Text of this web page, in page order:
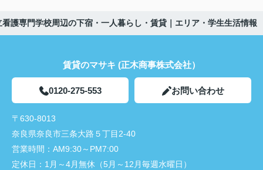
看護専門学校周辺の下宿・一人暮らし・賃貸｜エリア・学生生活情報
賃貸のマサキ (正木商事株式会社）
0120-275-553 お問い合わせ
〒630-8013
奈良県奈良市三条大路５丁目2-40
営業時間： AM9:30～PM7:00
定休日： 1月～4月無休（5月～12月毎週水曜日）